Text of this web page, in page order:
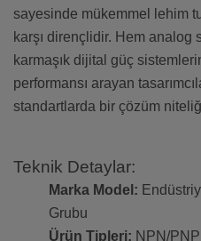
sayesinde mükemmel lehim
karşı dirençlidir. Hem analog
karmaşık dijital güç
performansı arayan
standartlarda bir çözüm
Teknik Detaylar:
Marka Model:
Grubu
Ürün Tipleri: NPN/